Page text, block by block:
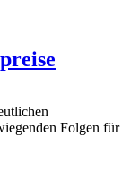
Folgen für